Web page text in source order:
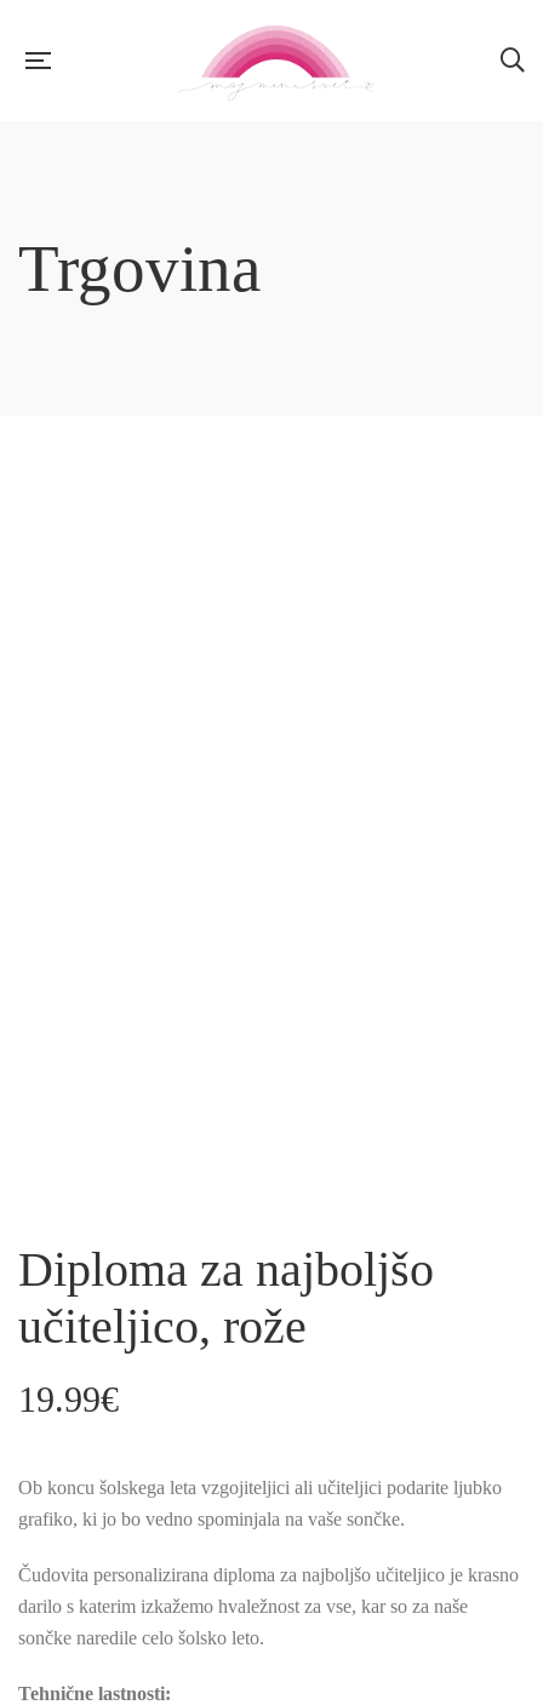
Trgovina
Diploma za najboljšo
učiteljico, rože
19.99€
Ob koncu šolskega leta vzgojiteljici ali učiteljici podarite ljubko
grafiko, ki jo bo vedno spominjala na vaše sončke.
Čudovita personalizirana diploma za najboljšo učiteljico je krasno
darilo s katerim izkažemo hvaležnost za vse, kar so za naše
sončke naredile celo šolsko leto.
Tehnične lastnosti: